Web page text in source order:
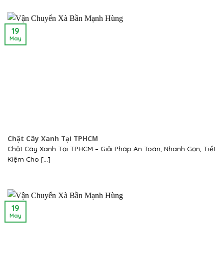
Chặt Cây Xanh Tại TPHCM
Chặt Cây Xanh Tại TPHCM – Giải Pháp An Toàn, Nhanh Gọn, Tiết
Kiệm Cho [...]
19
May
19
May